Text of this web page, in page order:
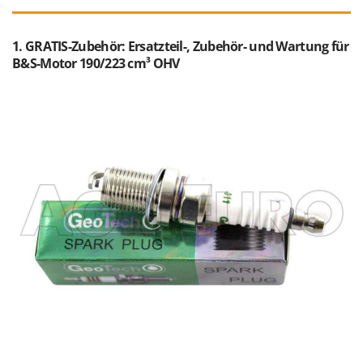
1. GRATIS-Zubehör: Ersatzteil-, Zubehör- und Wartung für
B&S-Motor 190/223 cm³ OHV